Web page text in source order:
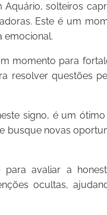
solteiros
Este é um
emocional.
momento para
resolver questões
signo, é um
busque novas
avaliar a
ocultas,